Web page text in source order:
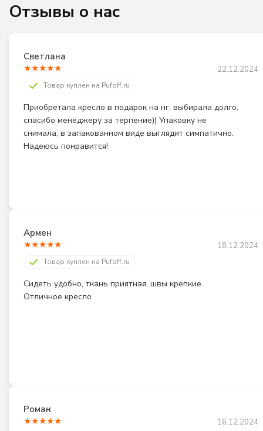
Отзывы о нас
Светлана
22.12.2024
★★★★★
Товар куплен на Pufoff.ru
Приобретала кресло в подарок на нг, выбирала долго,
спасибо менеджеру за терпение)) Упаковку не
снимала, в запакованном виде выглядит симпатично.
Надеюсь понравится!
Армен
18.12.2024
★★★★★
Товар куплен на Pufoff.ru
Сидеть удобно, ткань приятная, швы крепкие.
Отличное кресло
Роман
16.12.2024
★★★★★